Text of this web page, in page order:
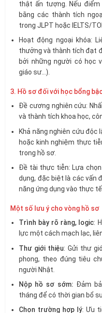
thật ấn tượng. Nếu
bằng các thành tích
trong JLPT hoặc IELTS/
Hoạt động ngoại khóa:
thưởng và thành tích đạt
bởi những người có học
giáo sư…).
3. Hồ sơ đối với học bổng
Đề cương nghiên cứu:
và thành tích khoa học,
Khả năng nghiên cứu độc
hoặc kinh nghiệm thực
trong hồ sơ.
Đề tài thực tiễn: Lựa
dụng, đặc biệt là các vấn
năng ứng dụng vào thực tế
Một số lưu ý cho vòng hồ sơ
Trình bày rõ ràng, logic:
lực một cách mạch lạc,
Thư giới thiệu: Gửi thư
phong, theo đúng tiêu
người Nhật.
Nộp hồ sơ sớm: Đảm
tháng để có thời gian bổ
Chọn trường hợp lý: Ưu